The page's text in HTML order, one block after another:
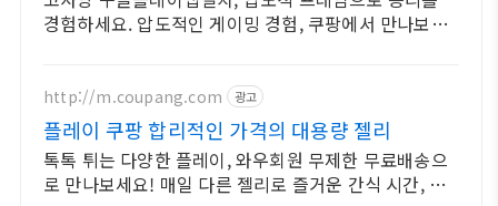
경험하세요. 압도적인 게이밍 경험, 쿠팡에서 만나보고
http://m.coupang.com 광고
플레이 쿠팡 합리적인 가격의 대용량 젤리
톡톡 튀는 다양한 플레이, 와우회원 무제한 무료배송으
로 만나보세요! 매일 다른 젤리로 즐거운 간식 시간, 오